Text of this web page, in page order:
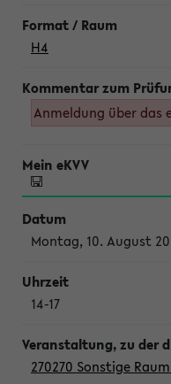
H4
Anmeldung über das
Montag, 10. August
14-17
270270 Sonstige